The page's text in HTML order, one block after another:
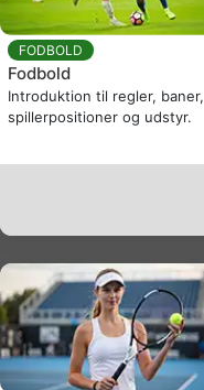
FODBOLD
Fodbold
Introduktion til regler, baner,
spillerpositioner og udstyr.